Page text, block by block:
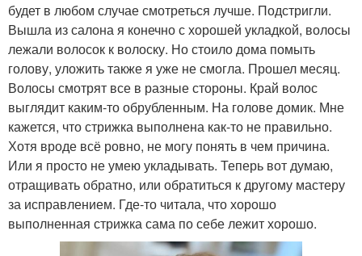
будет в любом случае смотреться лучше. Подстригли.
Вышла из салона я конечно с хорошей укладкой, волосы
лежали волосок к волоску. Но стоило дома помыть
голову, уложить также я уже не смогла. Прошел месяц.
Волосы смотрят все в разные стороны. Край волос
выглядит каким-то обрубленным. На голове домик. Мне
кажется, что стрижка выполнена как-то не правильно.
Хотя вроде всё ровно, не могу понять в чем причина.
Или я просто не умею укладывать. Теперь вот думаю,
отращивать обратно, или обратиться к другому мастеру
за исправлением. Где-то читала, что хорошо
выполненная стрижка сама по себе лежит хорошо.